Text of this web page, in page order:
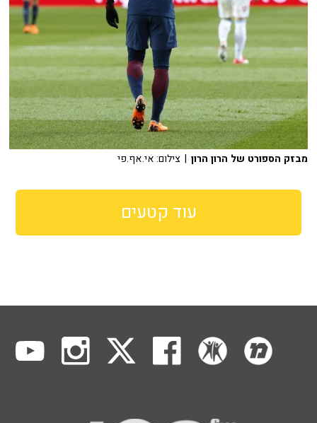
מבזק הספורט של הרון הרון | צילום: אי.אף.פי
עוד קטעים